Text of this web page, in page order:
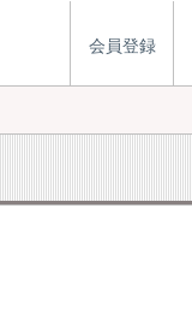
会員登録